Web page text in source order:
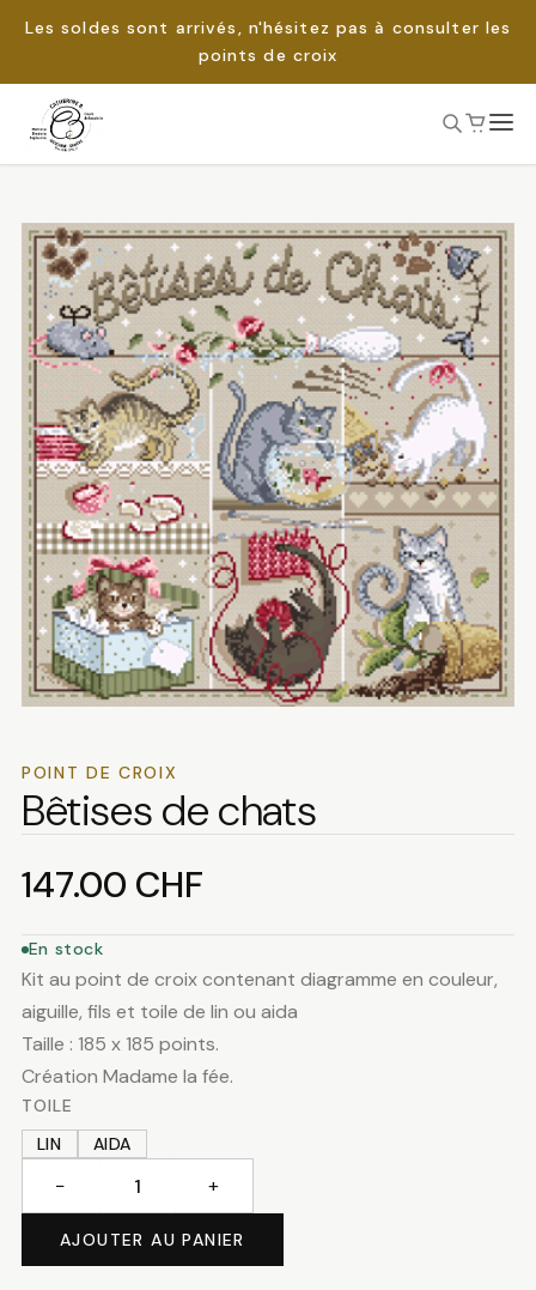
Les soldes sont arrivés, n'hésitez pas à consulter les
points de croix
Passer
POINT DE CROIX
Bêtises de chats
147.00 CHF
En stock
Kit au point de croix contenant diagramme en couleur,
aiguille, fils et toile de lin ou aida
Taille : 185 x 185 points.
Création Madame la fée.
TOILE
LIN
AIDA
Bêtises
− +
AJOUTER AU PANIER